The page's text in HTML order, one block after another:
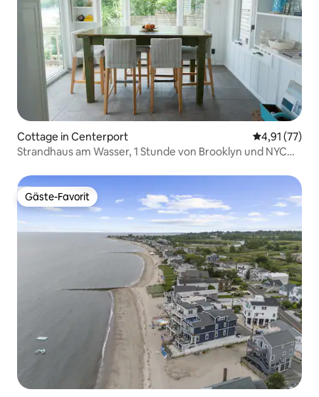
Cottage in Centerport
4,91 (77)
Strandhaus am Wasser, 1 Stunde von Brooklyn und NYC
Gäste-Favorit
Gäste-Favorit